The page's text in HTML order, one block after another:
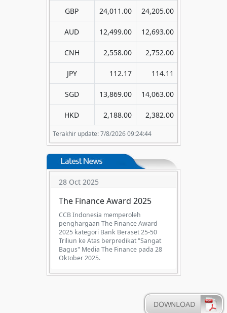
Terakhir update: 7/8/2026 09:24:44
GBP 24,011.00 24,205.00
AUD 12,499.00 12,693.00
CNH 2,558.00 2,752.00
JPY 112.17 114.11
SGD 13,869.00 14,063.00
HKD 2,188.00 2,382.00
28 Oct 2025
The Finance Award 2025
CCB Indonesia memperoleh
penghargaan The Finance Award
2025 kategori Bank Beraset 25-50
Triliun ke Atas berpredikat "Sangat
Bagus" Media The Finance pada 28
Oktober 2025.